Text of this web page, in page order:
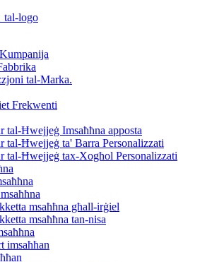
tal-Marka.
Frekwenti
tal-Ħwejjeġ Imsaħħna apposta
tal-Ħwejjeġ ta' Barra Personalizzati
tal-Ħwejjeġ tax-Xogħol Personalizzati
msaħħna għall-irġiel
msaħħna tan-nisa
imsaħħan